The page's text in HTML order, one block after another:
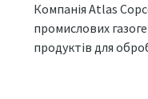
Компанія Atlas
промислових
продуктів для